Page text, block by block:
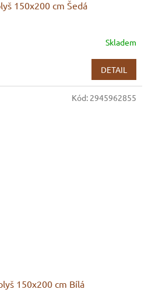
150x200 cm Šedá
Skladem
DETAIL
150x200 cm Bílá
Kód: 2945962855